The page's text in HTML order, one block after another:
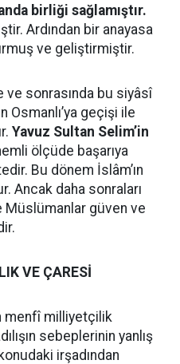
birliği sağlamıştır.
Ardından bir anayasa
ve geliştirmiştir.
ve sonrasında bu siyâsî
geçişi ile
Yavuz Sultan Selim’in
ölçüde başarıya
Bu dönem İslâm’ın
Ancak daha sonraları
Müslümanlar güven ve
VE ÇARESİ
menfî milliyetçilik
sebeplerinin yanlış
konudaki irşadından